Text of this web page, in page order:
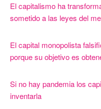
El capitalismo ha
sometido a las leyes del
El capital monopolista
porque su objetivo es
Si no hay pandemia los
inventarla